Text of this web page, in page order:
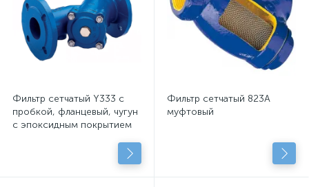
Фильтр сетчатый Y333 с
пробкой, фланцевый, чугун
с эпоксидным покрытием
Фильтр сетчатый 823A
муфтовый